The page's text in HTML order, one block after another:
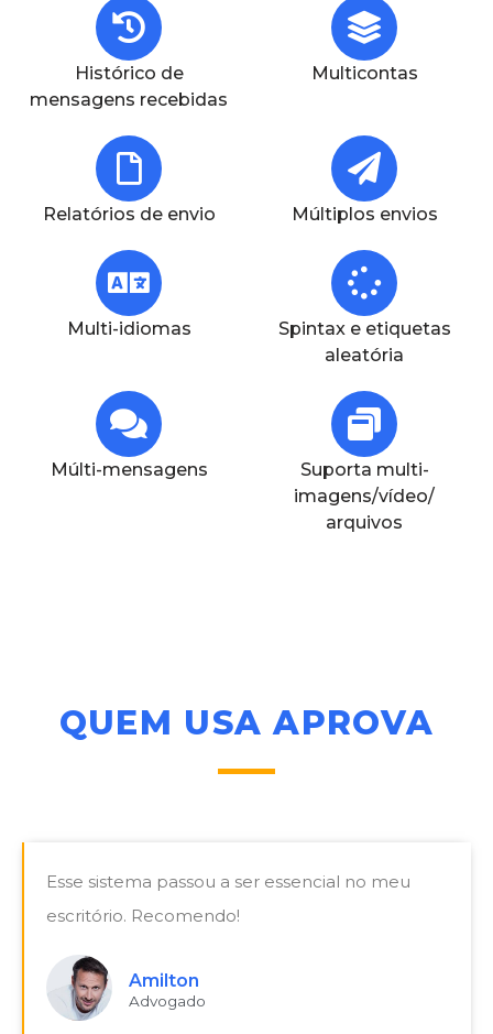
Histórico de
mensagens recebidas
Multicontas
Relatórios de envio Múltiplos envios
Multi-idiomas
Spintax e etiquetas
aleatória
Múlti-mensagens
Suporta multi-
imagens/vídeo/
arquivos
QUEM USA APROVA
Esse sistema passou a ser essencial no meu
escritório. Recomendo!
Amilton
Advogado